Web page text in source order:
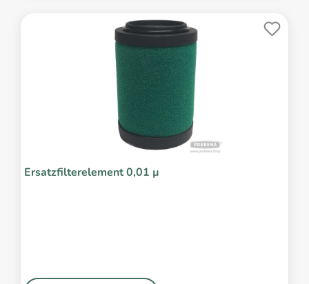
Ersatzfilterelement 0,01 µ